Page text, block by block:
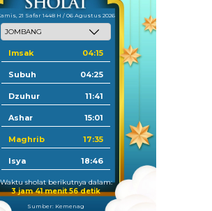
21 Safar 1448 H / 06 Agustus 2026
Imsak 04:15
Subuh 04:25
Dzuhur 11:41
Ashar 15:01
Maghrib 17:35
Isya 18:46
Waktu sholat berikutnya dalam:
3 jam 41 menit 55 detik
Sumber: Kemenag